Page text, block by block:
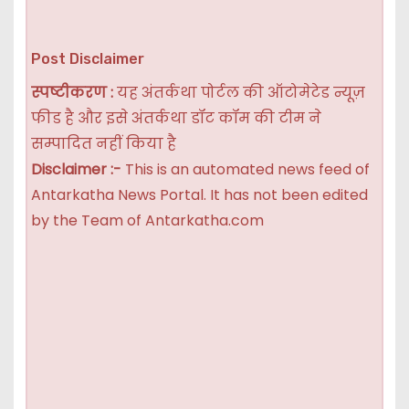
Post Disclaimer
स्पष्टीकरण :यह अंतर्कथा पोर्टल की ऑटोमेटेड न्यूज़
फीड है और इसे अंतर्कथा डॉट कॉम की टीम ने
सम्पादित नहीं किया है
Disclaimer :- This is an automated news feed of
Antarkatha News Portal. It has not been edited
by the Team of Antarkatha.com